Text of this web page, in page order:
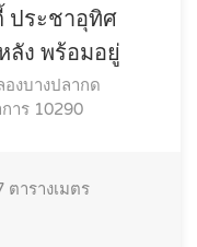
ประชาอุทิศ
ลัง พร้อมอยู่
งบางปลากด
าร 10290
ตารางเมตร